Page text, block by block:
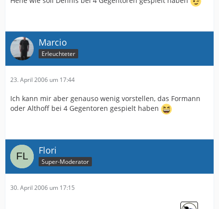
Marcio
Erleuchteter
23. April 2006 um 17:44
Ich kann mir aber genauso wenig vorstellen, das Formann
oder Althoff bei 4 Gegentoren gespielt haben
Flori
Super-Moderator
30. April 2006 um 17:15